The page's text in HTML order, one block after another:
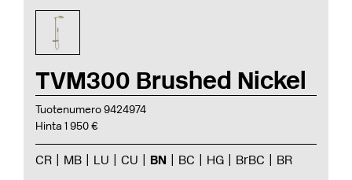
TVM300 Brushed Nickel
Tuotenumero 9424974
Hinta 1 950 €
CR MB LU CU BN BC HG BrBC BR